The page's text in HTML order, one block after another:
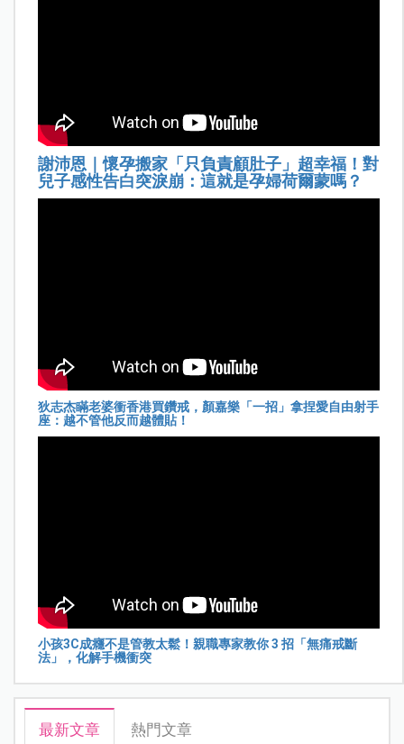
謝沛恩｜懷孕搬家「只負責顧肚子」超幸福！對
兒子感性告白突淚崩：這就是孕婦荷爾蒙嗎？
狄志杰瞞老婆衝香港買鑽戒，顏嘉樂「一招」拿捏愛自由射手
座：越不管他反而越體貼！
小孩3C成癮不是管教太鬆！親職專家教你 3 招「無痛戒斷
法」，化解手機衝突
最新文章 熱門文章